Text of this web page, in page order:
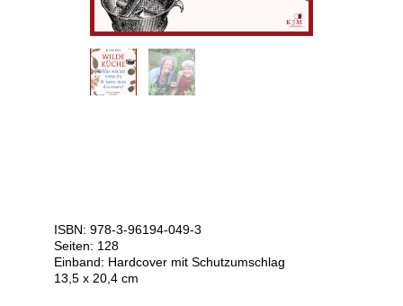
ISBN: 978-3-96194-049-3
Seiten: 128
Einband: Hardcover mit Schutzumschlag
13,5 x 20,4 cm